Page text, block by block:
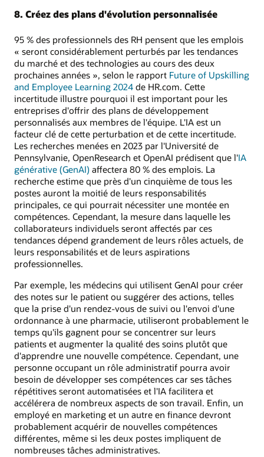
8. Créez des plans d'évolution personnalisée
95 % des professionnels des RH pensent que les emplois
« seront considérablement perturbés par les tendances
du marché et des technologies au cours des deux
prochaines années », selon le rapport Future of Upskilling
and Employee Learning 2024 de HR.com. Cette
incertitude illustre pourquoi il est important pour les
entreprises d'offrir des plans de développement
personnalisés aux membres de l'équipe. L'IA est un
facteur clé de cette perturbation et de cette incertitude.
Les recherches menées en 2023 par l'Université de
Pennsylvanie, OpenResearch et OpenAI prédisent que l'IA
générative (GenAI) affectera 80 % des emplois. La
recherche estime que près d'un cinquième de tous les
postes auront la moitié de leurs responsabilités
principales, ce qui pourrait nécessiter une montée en
compétences. Cependant, la mesure dans laquelle les
collaborateurs individuels seront affectés par ces
tendances dépend grandement de leurs rôles actuels, de
leurs responsabilités et de leurs aspirations
professionnelles.
Par exemple, les médecins qui utilisent GenAI pour créer
des notes sur le patient ou suggérer des actions, telles
que la prise d'un rendez-vous de suivi ou l'envoi d'une
ordonnance à une pharmacie, utiliseront probablement le
temps qu'ils gagnent pour se concentrer sur leurs
patients et augmenter la qualité des soins plutôt que
d'apprendre une nouvelle compétence. Cependant, une
personne occupant un rôle administratif pourra avoir
besoin de développer ses compétences car ses tâches
répétitives seront automatisées et l'IA facilitera et
accélérera de nombreux aspects de son travail. Enfin, un
employé en marketing et un autre en finance devront
probablement acquérir de nouvelles compétences
différentes, même si les deux postes impliquent de
nombreuses tâches administratives.